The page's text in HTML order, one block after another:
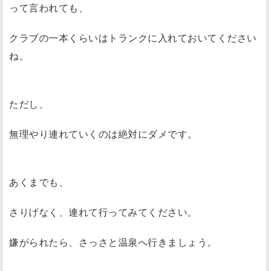
って言われても、
クラブの一本くらいはトランクに入れておいてください
ね。
ただし、
無理やり連れていくのは絶対にダメです。
あくまでも、
さりげなく、連れて行ってみてください。
嫌がられたら、さっさと温泉へ行きましょう。